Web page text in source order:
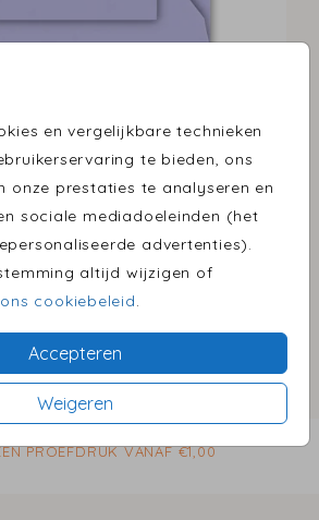
en vergelijkbare technieken
te bieden, ons
onze prestaties te analyseren en
sociale mediadoeleinden (het
advertenties).
altijd wijzigen of
ons cookiebeleid
Accepteren
Weigeren
16 X 16
tijdelijk uitverkocht!
dan contact met ons op.
per 1
PROEFDRUK VANAF €1,00